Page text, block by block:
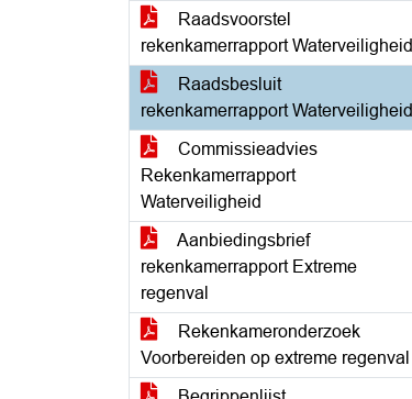
Raadsvoorstel
rekenkamerrapport Waterveiligheid
Raadsbesluit
rekenkamerrapport Waterveiligheid
Commissieadvies
Rekenkamerrapport
Waterveiligheid
Aanbiedingsbrief
rekenkamerrapport Extreme
regenval
Rekenkameronderzoek
Voorbereiden op extreme regenval